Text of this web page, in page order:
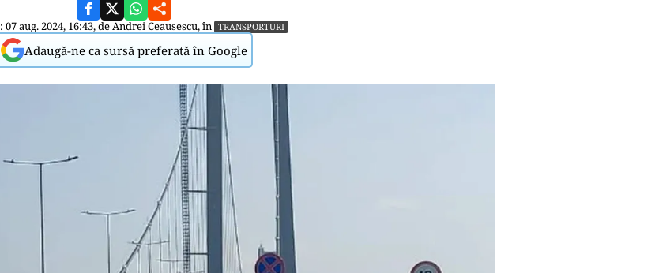
aug. 2024, 16:43, deAndrei Ceausescu, în TRANSPORTURI
Adaugă-ne ca sursă preferată în Google